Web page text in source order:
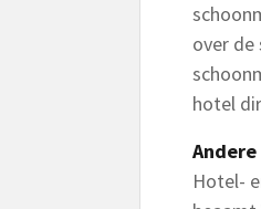
over de
hotel
Hotel-